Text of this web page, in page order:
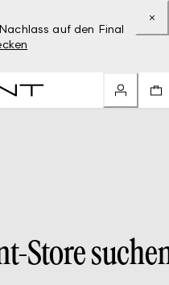
auf den Final
Store